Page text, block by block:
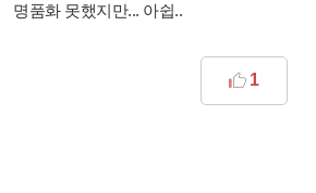
명품화 못했지만... 아쉽..
1